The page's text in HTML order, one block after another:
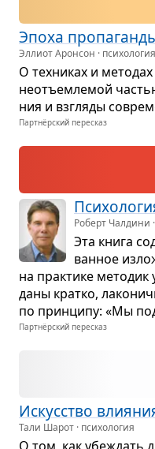
Эпоха
Эллиот Аронсон · психология
О тех­ни­ках и
неотъем­ле­мой
ния и взгляды
Партнёрский пересказ
Роберт Чалдини
Эта книга
ван­ное
на прак­тике
даны кратко,
по прин­ципу: «Мы
Партнёрский пересказ
Искус­ство
Тали Шарот · психология